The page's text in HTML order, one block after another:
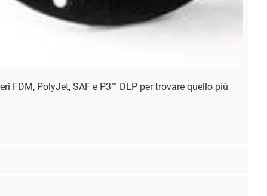
FDM, PolyJet, SAF e P3™ DLP per trovare quello più